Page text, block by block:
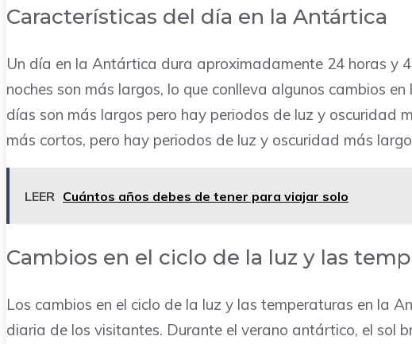
Características del día en la Antártica
Un día en la Antártica dura aproximadamente 24 horas y
noches son más largos, lo que conlleva algunos cambios
días son más largos pero hay periodos de luz y oscuridad
más cortos, pero hay periodos de luz y oscuridad más
LEER Cuántos años debes de tener para viajar solo
Cambios en el ciclo de la luz y las
Los cambios en el ciclo de la luz y las temperaturas en la
diaria de los visitantes. Durante el verano antártico, el sol